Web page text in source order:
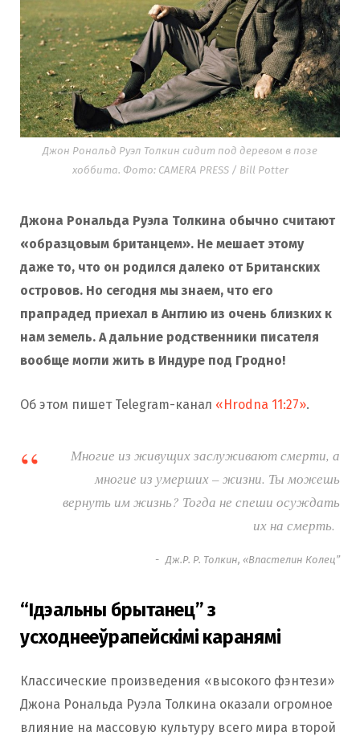
Джон Рональд Руэл Толкин сидит под деревом в позе
хоббита. Фото: CAMERA PRESS / Bill Potter
Джона Рональда Руэла Толкина обычно считают
«образцовым британцем». Не мешает этому
даже то, что он родился далеко от Британских
островов. Но сегодня мы знаем, что его
прапрадед приехал в Англию из очень близких к
нам земель. А дальние родственники писателя
вообще могли жить в Индуре под Гродно!
Об этом пишет Telegram-канал «Hrodna 11:27».
Многие из живущих заслуживают смерти, а
многие из умерших – жизни. Ты можешь
вернуть им жизнь? Тогда не спеши осуждать
их на смерть.
Дж.Р. Р. Толкин, «Властелин Колец”
“Ідэальны брытанец” з
усходнееўрапейскімі каранямі
Классические произведения «высокого фэнтези»
Джона Рональда Руэла Толкина оказали огромное
влияние на массовую культуру всего мира второй